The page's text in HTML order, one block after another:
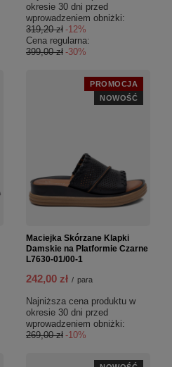
okresie 30 dni przed
wprowadzeniem obniżki:
319,20 zł -12%
Cena regularna:
399,00 zł -30%
PROMOCJA
NOWOŚĆ
Maciejka Skórzane Klapki
Damskie na Platformie Czarne
L7630-01/00-1
242,00 zł / para
Najniższa cena produktu w
okresie 30 dni przed
wprowadzeniem obniżki:
269,00 zł -10%